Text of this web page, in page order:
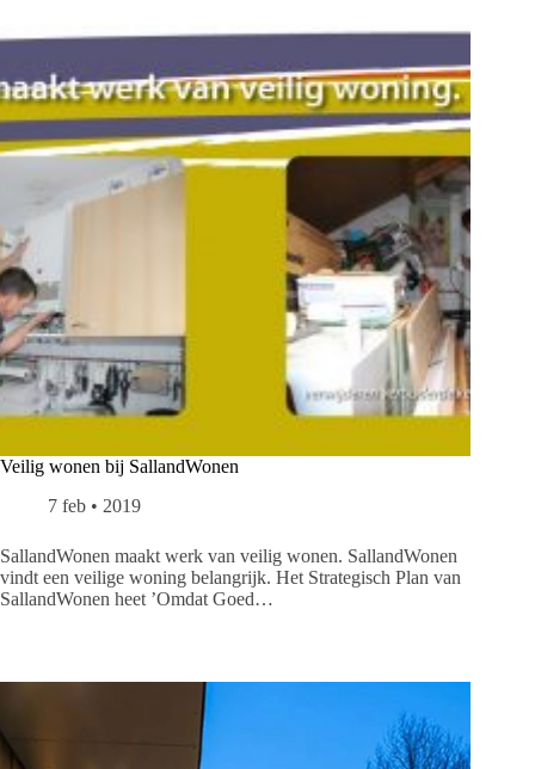
Veilig wonen bij SallandWonen
7 feb • 2019
SallandWonen maakt werk van veilig wonen. SallandWonen
vindt een veilige woning belangrijk. Het Strategisch Plan van
SallandWonen heet ’Omdat Goed…